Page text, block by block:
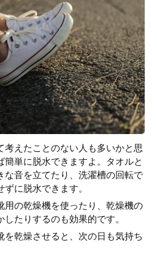
考えたことのない人も多いかと思
簡単に脱水できますよ。タオルと
な音を立てたり、洗濯槽の回転で
に脱水できます。
用の乾燥機を使ったり、乾燥機の
たりするのも効果的です。
を乾燥させると、次の日も気持ち